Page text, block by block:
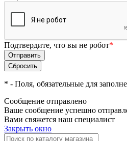
Подтвердите, что вы не робот*
* - Поля, обязательные для
Сообщение отправлено
Ваше сообщение успешно
Вами свяжется наш специалист
Закрыть окно